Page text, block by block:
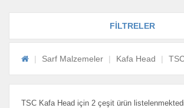
FİLTRELER
Sarf Malzemeler Kafa Head
TSC Kafa Head için 2 çeşit ürün